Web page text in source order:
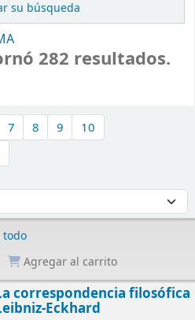
su búsqueda
282 resultados.
7 8 9
10
todo
Agregar al carrito
correspondencia filosófica
Eckhard